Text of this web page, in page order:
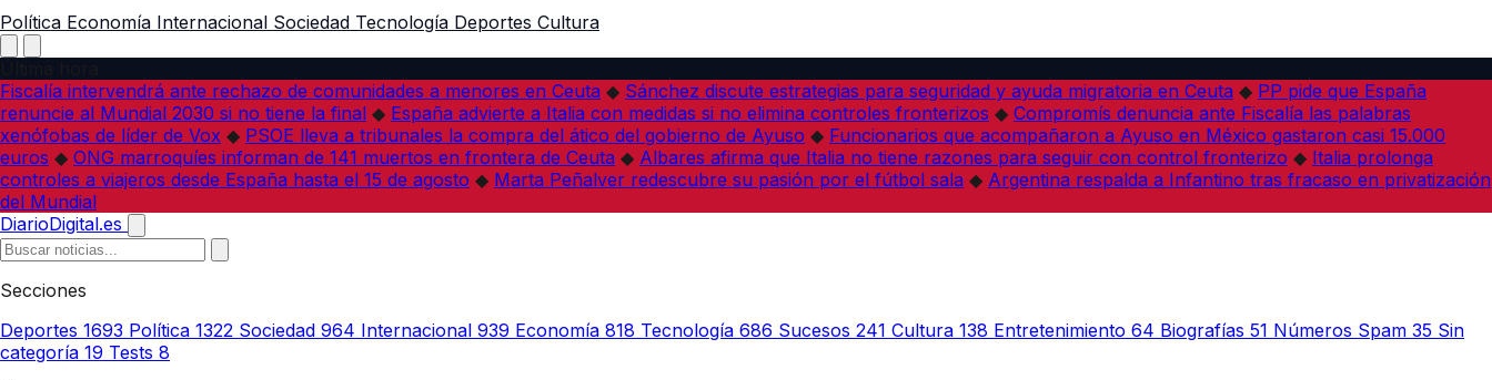
Política Economía Internacional Sociedad Tecnología Deportes Cultura
Fiscalía intervendrá ante rechazo de comunidades a menores en Ceuta ◆ Sánchez discute estrategias para seguridad y ayuda migratoria en Ceuta ◆ PP pide que España
renuncie al Mundial 2030 si no tiene la final ◆ España advierte a Italia con medidas si no elimina controles fronterizos ◆ Compromís denuncia ante Fiscalía las palabras
xenófobas de líder de Vox ◆ PSOE lleva a tribunales la compra del ático del gobierno de Ayuso ◆ Funcionarios que acompañaron a Ayuso en México gastaron casi 15.000
euros ◆ ONG marroquíes informan de 141 muertos en frontera de Ceuta ◆ Albares afirma que Italia no tiene razones para seguir con control fronterizo ◆ Italia prolonga
controles a viajeros desde España hasta el 15 de agosto ◆ Marta Peñalver redescubre su pasión por el fútbol sala ◆ Argentina respalda a Infantino tras fracaso en privatización
del Mundial
DiarioDigital.es
Secciones
Deportes 1693 Política 1322 Sociedad 964 Internacional 939 Economía 818 Tecnología 686 Sucesos 241 Cultura 138 Entretenimiento 64 Biografías 51 Números Spam 35 Sin
categoría 19 Tests 8